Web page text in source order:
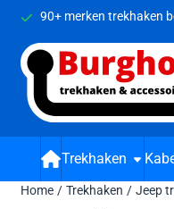
Cookievoorkeuren zijn
90+ merken trekhaken
Trekhaken
Home / Trekhaken / Jeep